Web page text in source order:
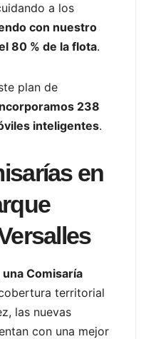
a los
con nuestro
80 % de la flota.
plan de
238
inteligentes.
en
Comisaría
territorial
las nuevas
con una mejor